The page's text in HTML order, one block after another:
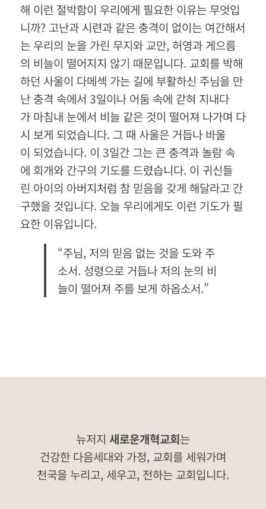
해 이런 절박함이 우리에게 필요한 이유는 무엇입
니까? 고난과 시련과 같은 충격이 없이는 여간해서
는 우리의 눈을 가린 무지와 교만, 허영과 게으름
의 비늘이 떨어지지 않기 때문입니다. 교회를 박해
하던 사울이 다메섹 가는 길에 부활하신 주님을 만
난 충격 속에서 3일이나 어둠 속에 갇혀 지내다
가 마침내 눈에서 비늘 같은 것이 떨어져 나가며 다
시 보게 되었습니다. 그 때 사울은 거듭나 바울
이 되었습니다. 이 3일간 그는 큰 충격과 놀람 속
에 회개와 간구의 기도를 드렸습니다. 이 귀신들
린 아이의 아버지처럼 참 믿음을 갖게 해달라고 간
구했을 것입니다. 오늘 우리에게도 이런 기도가 필
요한 이유입니다.
“주님, 저의 믿음 없는 것을 도와 주
소서. 성령으로 거듭나 저의 눈의 비
늘이 떨어져 주를 보게 하옵소서.”
뉴저지 새로운개혁교회는
건강한 다음세대와 가정, 교회를 세워가며
천국을 누리고, 세우고, 전하는 교회입니다.